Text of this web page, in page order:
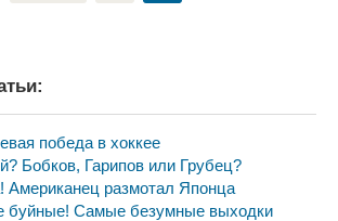
победа в хоккее
Бобков, Гарипов или Грубец?
Американец размотал Японца
буйные! Самые безумные выходки